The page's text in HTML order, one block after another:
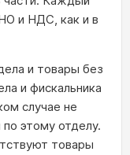
и НДС, как и в
и товары без
и фискальника
случае не
этому отделу.
товары